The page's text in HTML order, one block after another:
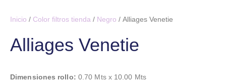
Inicio / Color filtros tienda / Negro / Alliages Venetie
Alliages Venetie
Dimensiones rollo: 0.70 Mts x 10.00 Mts